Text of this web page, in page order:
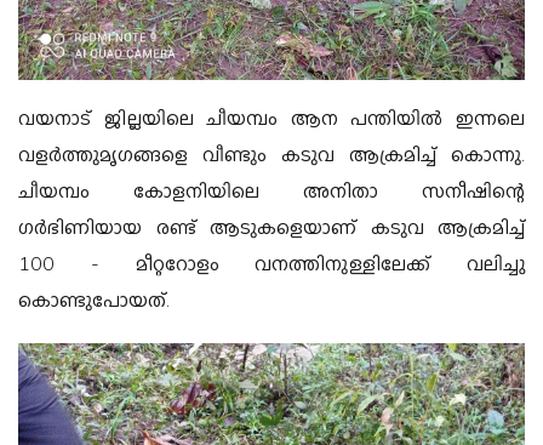
വയനാട് ജില്ലയിലെ ചീയമ്പം ആന പന്തിയിൽ ഇന്നലെ
വളർത്തുമൃഗങ്ങളെ വീണ്ടും കടുവ ആക്രമിച്ച് കൊന്നു.
ചീയമ്പം കോളനിയിലെ അനിതാ സനീഷിന്റെ
ഗർഭിണിയായ രണ്ട് ആടുകളെയാണ് കടുവ ആക്രമിച്ച്
100 - മീറ്ററോളം വനത്തിനുള്ളിലേക്ക് വലിച്ചു
കൊണ്ടുപോയത്.